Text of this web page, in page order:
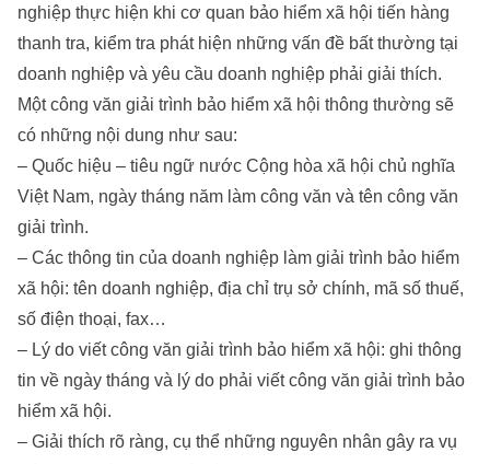
nghiệp thực hiện khi cơ quan bảo hiểm xã hội tiến hàng
thanh tra, kiểm tra phát hiện những vấn đề bất thường tại
doanh nghiệp và yêu cầu doanh nghiệp phải giải thích.
Một công văn giải trình bảo hiểm xã hội thông thường sẽ
có những nội dung như sau:
– Quốc hiệu – tiêu ngữ nước Cộng hòa xã hội chủ nghĩa
Việt Nam, ngày tháng năm làm công văn và tên công văn
giải trình.
– Các thông tin của doanh nghiệp làm giải trình bảo hiểm
xã hội: tên doanh nghiệp, địa chỉ trụ sở chính, mã số thuế,
số điện thoại, fax…
– Lý do viết công văn giải trình bảo hiểm xã hội: ghi thông
tin về ngày tháng và lý do phải viết công văn giải trình bảo
hiểm xã hội.
– Giải thích rõ ràng, cụ thể những nguyên nhân gây ra vụ